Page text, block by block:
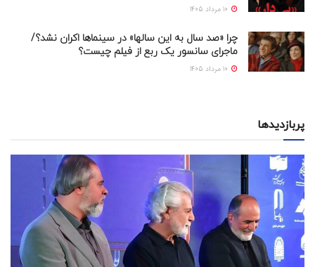
چرا «صد سال به این سالها» در سینماها اکران نشد؟/
ماجرای سانسور یک ربع از فیلم چیست؟
پربازدیدها